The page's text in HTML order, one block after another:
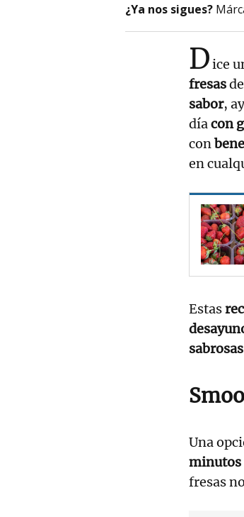
¿Ya nos sigues?
Dice
fresas
sabor,
díacon
con
en
Estas
Una
minutos
fresas